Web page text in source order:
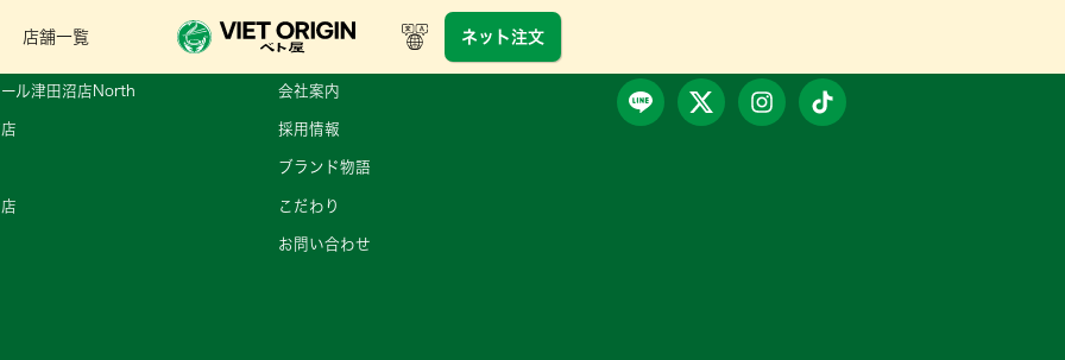
店舗一覧 ネット注文
ル津田沼店North 会社案内
採用情報
ブランド物語
こだわり
お問い合わせ